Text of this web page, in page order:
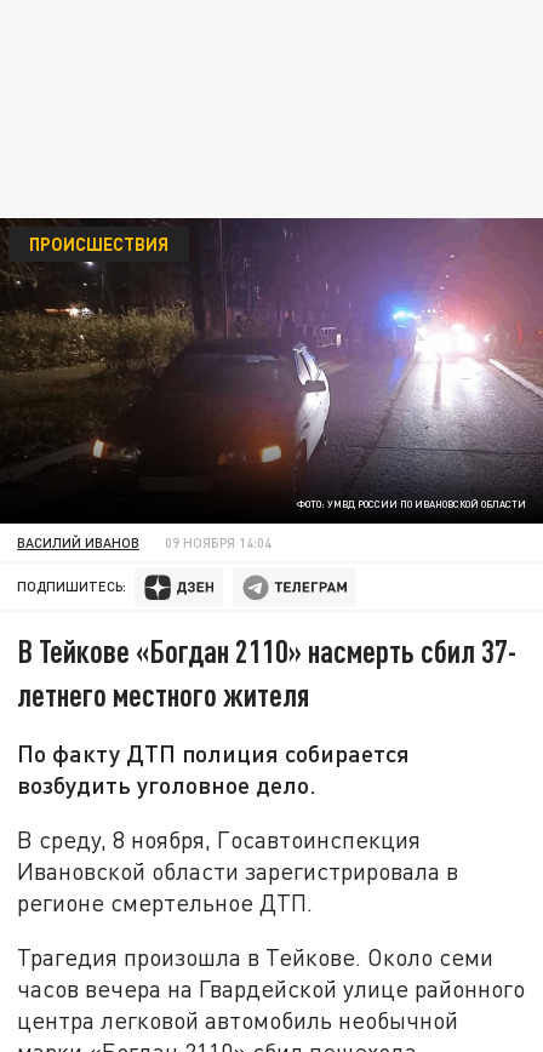
ФОТО: УМВД РОССИИ ПО ИВАНОВСКОЙ ОБЛАСТИ
ПРОИСШЕСТВИЯ
ВАСИЛИЙ ИВАНОВ 09 НОЯБРЯ 14:04
ПОДПИШИТЕСЬ:
В Тейкове «Богдан 2110» насмерть сбил 37-
летнего местного жителя
По факту ДТП полиция собирается
возбудить уголовное дело.
В среду, 8 ноября, Госавтоинспекция
Ивановской области зарегистрировала в
регионе смертельное ДТП.
Трагедия произошла в Тейкове. Около семи
часов вечера на Гвардейской улице районного
центра легковой автомобиль необычной